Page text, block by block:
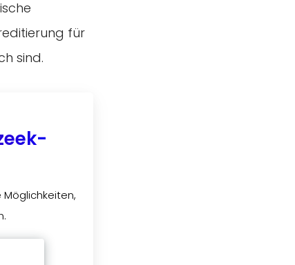
für
sind.